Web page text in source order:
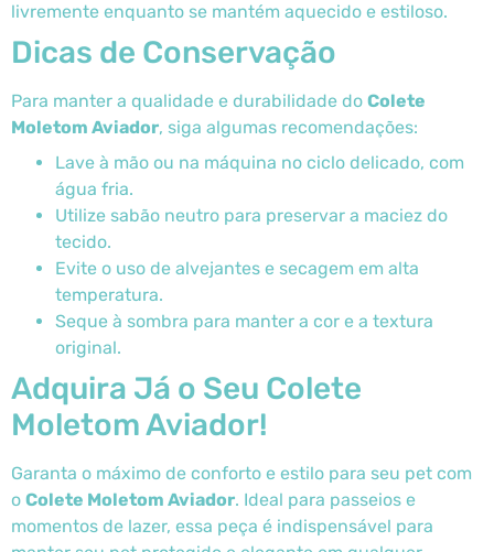
livremente enquanto se mantém aquecido e estiloso.
Dicas de Conservação
Para manter a qualidade e durabilidade do Colete
Moletom Aviador, siga algumas recomendações:
Lave à mão ou na máquina no ciclo delicado, com
água fria.
Utilize sabão neutro para preservar a maciez do
tecido.
Evite o uso de alvejantes e secagem em alta
temperatura.
Seque à sombra para manter a cor e a textura
original.
Adquira Já o Seu Colete
Moletom Aviador!
Garanta o máximo de conforto e estilo para seu pet com
o Colete Moletom Aviador. Ideal para passeios e
momentos de lazer, essa peça é indispensável para